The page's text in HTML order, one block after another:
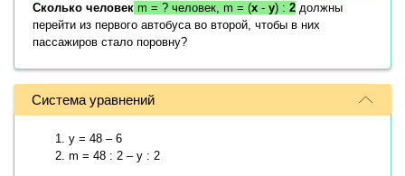
Сколько человек m = ? человек, m = (x - y) : 2 должны
перейти из первого автобуса во второй, чтобы в них
пассажиров стало поровну?
Система уравнений
y = 48 – 6
m = 48 : 2 – y : 2